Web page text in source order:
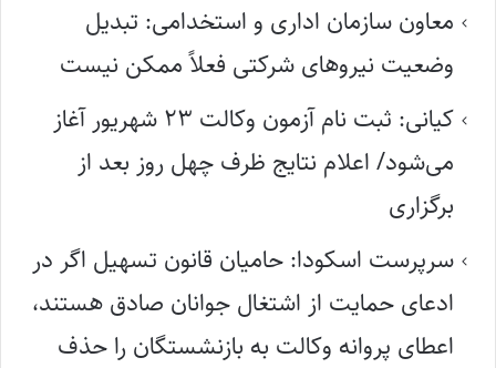
معاون سازمان اداری و استخدامی: تبدیل
وضعیت نیروهای شرکتی فعلاً ممکن نیست
کیانی: ثبت نام آزمون وکالت ۲۳ شهریور آغاز
می‌شود/ اعلام نتایج ظرف چهل روز بعد از
برگزاری
سرپرست اسکودا: حامیان قانون تسهیل اگر در
ادعای حمایت از اشتغال جوانان صادق هستند،
اعطای پروانه وکالت به بازنشستگان را حذف